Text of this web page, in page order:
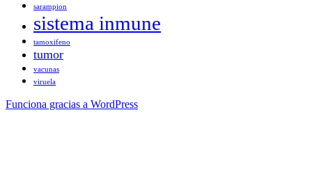
sarampion
sistema inmune
tamoxifeno
tumor
vacunas
viruela
Funciona gracias a WordPress